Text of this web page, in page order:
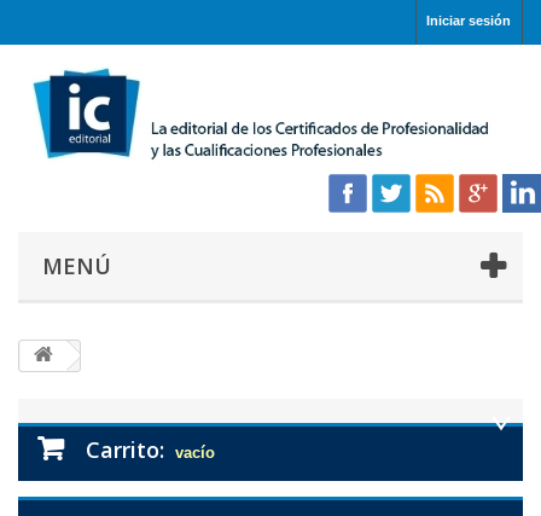
Iniciar sesión
MENÚ
Carrito: vacío